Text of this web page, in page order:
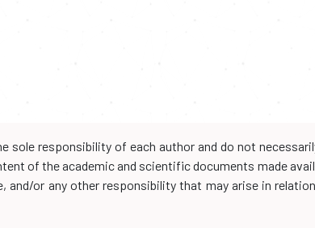
sole responsibility of each author and do not
of the academic and scientific documents made
or any other responsibility that may arise in